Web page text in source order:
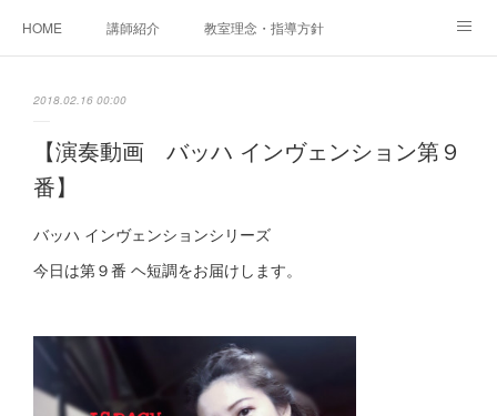
HOME 講師紹介 教室理念・指導方針
ご相談・体験レッスンお申し込み
2018.02.16 00:00
【演奏動画 バッハ インヴェンション第９
番】
バッハ インヴェンションシリーズ
今日は第９番 ヘ短調をお届けします。